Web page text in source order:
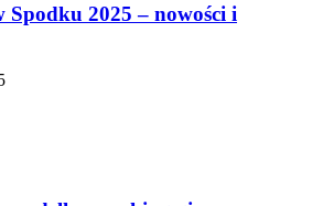
Spodku 2025 – nowości i